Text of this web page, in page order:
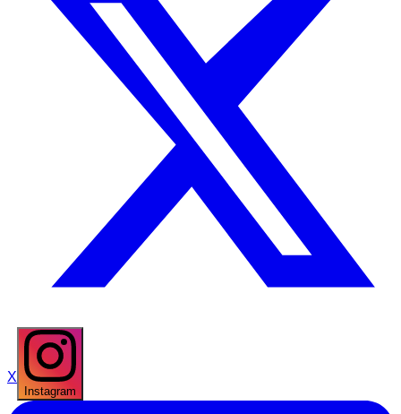
X
Instagram